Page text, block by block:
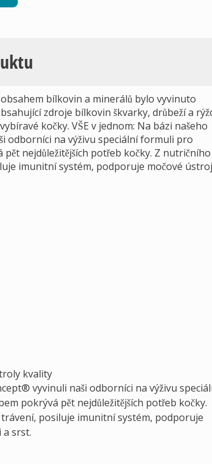
bílkovin a minerálů bylo vyvinuto
zdroje bílkovin škvarky, drůbeží a
kočky. VŠE v jednom: Na bázi našeho
odborníci na výživu speciální formuli pro
nejdůležitějších potřeb kočky. Z nutričního
imunitní systém, podporuje močové
kvality
vyvinuli naši odborníci na výživu
pokrývá pět nejdůležitějších potřeb kočky.
posiluje imunitní systém, podporuje
a srst.